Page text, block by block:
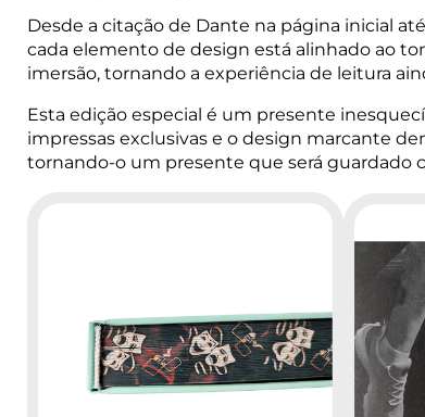
Desde a citação de Dante na página inicial
cada elemento de design está alinhado ao
imersão, tornando a experiência de leitura
Esta edição especial é um presente
impressas exclusivas e o design marcante
tornando-o um presente que será guardado